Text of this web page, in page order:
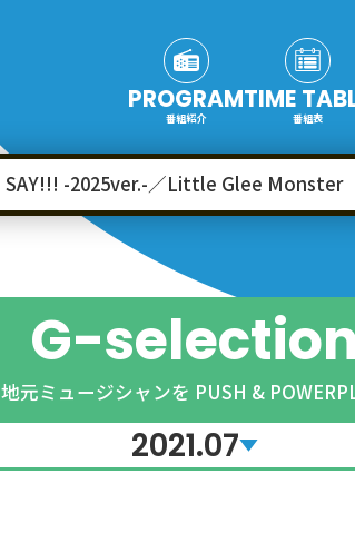
SAY!!! -2025ver.-／Little Glee Monster
PROGRAM
番組紹介
TIME
番組表
G-selection
地元ミュージシャンを PUSH &
2021.07